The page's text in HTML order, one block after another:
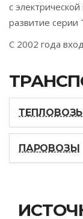
с
развитие
С 2002 года
ПАРОВОЗЫ